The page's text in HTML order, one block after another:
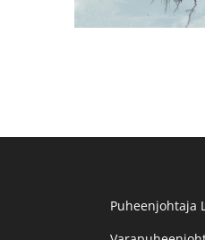
Puheenjohtaja